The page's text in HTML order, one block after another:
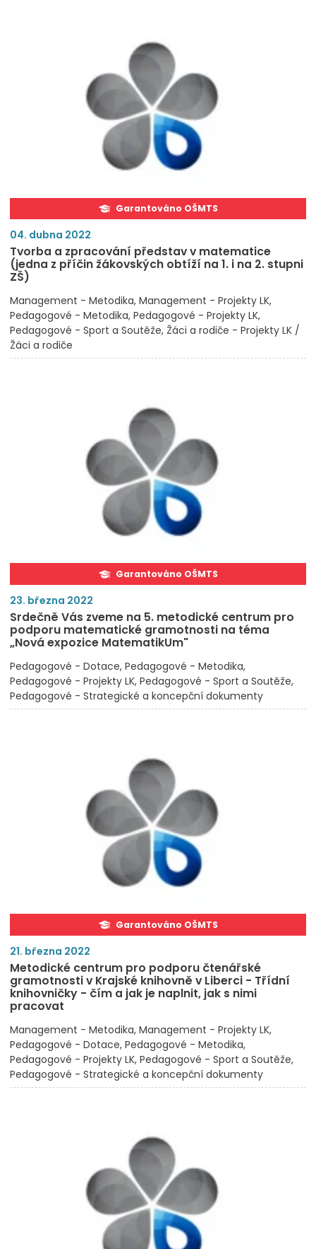
Garantováno OŠMTS
04. dubna 2022
Tvorba a zpracování představ v matematice
(jedna z příčin žákovských obtíží na 1. i na 2. stupni
ZŠ)
Management - Metodika Management - Projekty LK
Pedagogové - Metodika Pedagogové - Projekty LK
Pedagogové - Sport a Soutěže Žáci a rodiče - Projekty LK /
Žáci a rodiče
Garantováno OŠMTS
23. března 2022
Srdečně Vás zveme na 5. metodické centrum pro
podporu matematické gramotnosti na téma
„Nová expozice MatematikUm"
Pedagogové - Dotace Pedagogové - Metodika
Pedagogové - Projekty LK Pedagogové - Sport a Soutěže
Pedagogové - Strategické a koncepční dokumenty
Garantováno OŠMTS
21. března 2022
Metodické centrum pro podporu čtenářské
gramotnosti v Krajské knihovně v Liberci - Třídní
knihovničky - čím a jak je naplnit, jak s nimi
pracovat
Management - Metodika Management - Projekty LK
Pedagogové - Dotace Pedagogové - Metodika
Pedagogové - Projekty LK Pedagogové - Sport a Soutěže
Pedagogové - Strategické a koncepční dokumenty